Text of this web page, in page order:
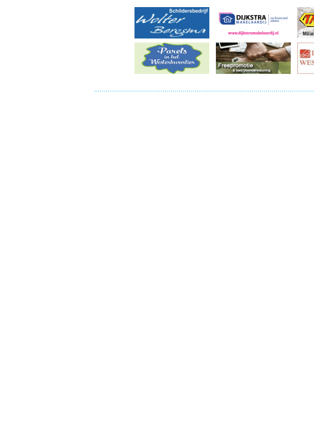
Politieke Partijen